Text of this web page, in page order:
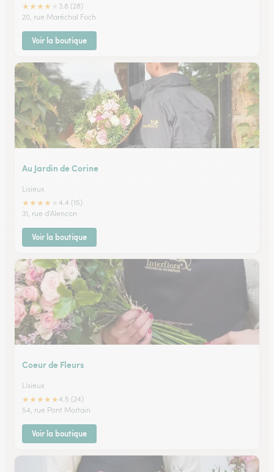
★★★★
3.8 (28)
20, rue Maréchal Foch
Voir la boutique
Au Jardin de Corine
Lisieux
★★★★
4.4 (15)
31, rue d'Alencon
Voir la boutique
Coeur de Fleurs
Lisieux
★★★★★4.5 (24)
54, rue Pont Mortain
Voir la boutique